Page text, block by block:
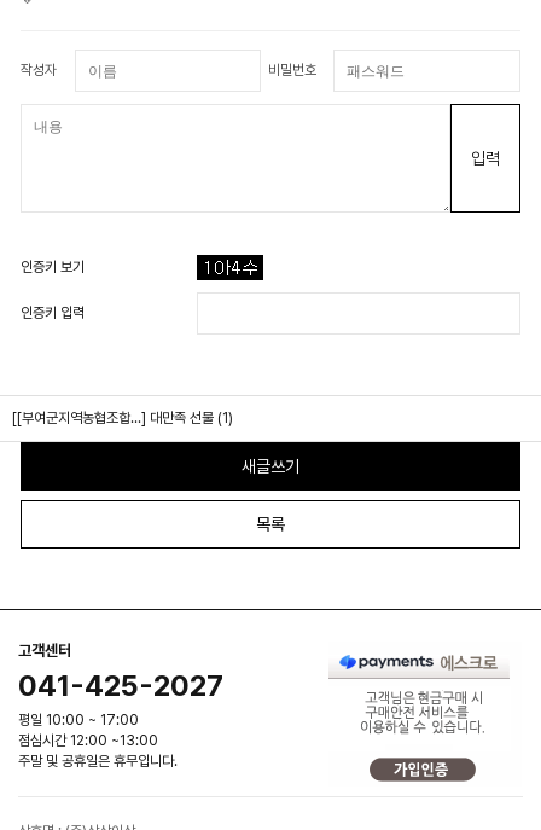
작성자 비밀번호
입력
인증키 보기
인증키 입력
[[부여군지역농협조합...] 대만족 선물 (1)
새글쓰기
목록
고객센터
041-425-2027
평일 10:00 ~ 17:00
점심시간 12:00 ~13:00
주말 및 공휴일은 휴무입니다.